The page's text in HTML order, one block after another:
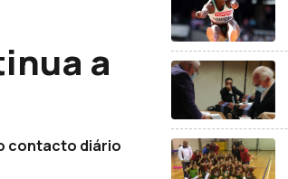
a
contacto diário